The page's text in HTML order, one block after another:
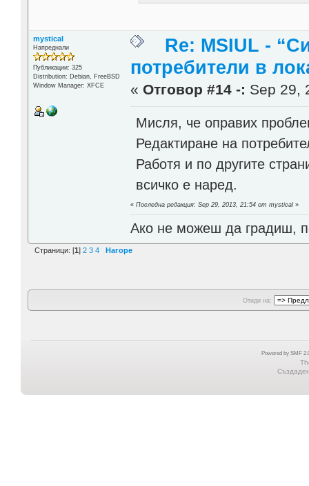
mystical
Напреднали
Публикации: 325
Distribution: Debian, FreeBSD
Window Manager: XFCE
Re: MSIUL -
потребители в
« Отговор #14 -: Sep 29,
Мисля, че оправих
Редактиране на
Работя и по другите
всичко е наред.
«Последна редакция: Sep 29, 2013, 21:54 от mystical »
Ако не можеш да градиш,
Страници: [1] 2 3 4 Нагоре
Отиди на:
Powered by SMF